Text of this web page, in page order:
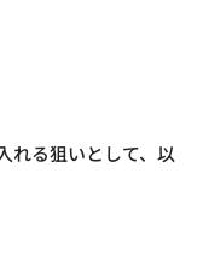
れる狙いとして、以